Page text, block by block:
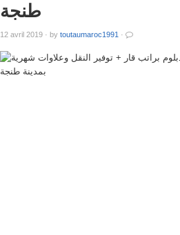
طنجة
12 avril 2019 · by toutaumaroc1991 ·